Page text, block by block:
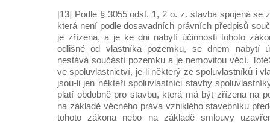
[13] Podle § 3055 odst. 1, 2 o. z. stavba spojená se
která není podle dosavadních právních předpisů
je zřízena, a je ke dni nabytí účinnosti tohoto
odlišné od vlastníka pozemku, se dnem nabytí
nestává součástí pozemku a je nemovitou věcí.
ve spoluvlastnictví, je-li některý ze spoluvlastníků i
jsou-li jen někteří spoluvlastníci stavby
platí obdobně pro stavbu, která má být zřízena na
na základě věcného práva vzniklého stavebníku
tohoto zákona nebo na základě smlouvy